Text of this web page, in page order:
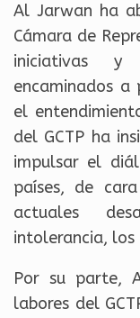
Al Jarwan ha
Cámara de
iniciativas y
encaminados
el
del GCTP ha
impulsar el
países, de
actuales
intolerancia,
Por su parte,
labores del